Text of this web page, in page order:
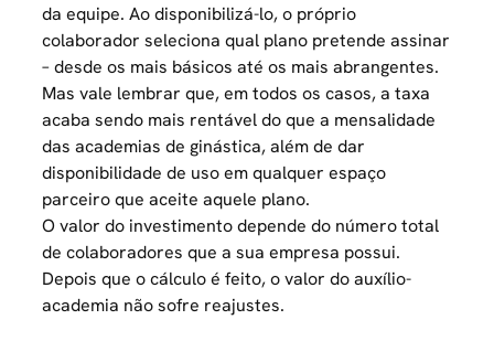
da equipe. Ao disponibilizá-lo, o próprio
colaborador seleciona qual plano pretende assinar
– desde os mais básicos até os mais abrangentes.
Mas vale lembrar que, em todos os casos, a taxa
acaba sendo mais rentável do que a mensalidade
das academias de ginástica, além de dar
disponibilidade de uso em qualquer espaço
parceiro que aceite aquele plano.
O valor do investimento depende do número total
de colaboradores que a sua empresa possui.
Depois que o cálculo é feito, o valor doauxílio-
academia não sofre reajustes.